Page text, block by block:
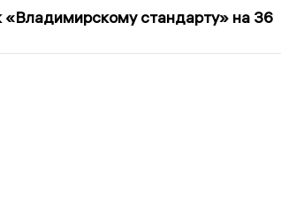
стандарту» на 36